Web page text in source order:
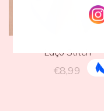
Laço Stitch
€8,99